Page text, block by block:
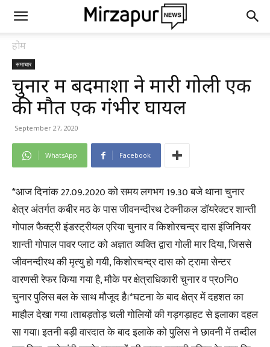
होम
समाचार
चुनार में बदमाशों ने मारी गोली एक
की मौत एक गंभीर घायल
September 27, 2020
WhatsApp Facebook
*आज दिनांक 27.09.2020 को समय लगभग 19.30 बजे थाना चुनार
क्षेत्र अंतर्गत कबीर मठ के पास जीवनन्दीरथ टेक्नीकल डॉयरेक्टर शान्ती
गोपाल फैक्ट्री इंडस्ट्रीयल एरिया चुनार व किशोरचन्द्र दास इंजिनियर
शान्ती गोपाल पावर प्लाट को अज्ञात व्यक्ति द्वारा गोली मार दिया, जिससे
जीवनन्दीरथ की मृत्यु हो गयी, किशोरचन्द्र दास को ट्रामा सेन्टर
वारणसी रेफर किया गया है, मौके पर क्षेत्राधिकारी चुनार व प्र0नि0
चुनार पुलिस बल के साथ मौजूद है।*घटना के बाद क्षेत्र में दहशत का
माहौल देखा गया ।ताबड़तोड़ चली गोलियों की गड़गड़ाहट से इलाका दहल
सा गया। इतनी बड़ी वारदात के बाद इलाके को पुलिस ने छावनी में तब्दील